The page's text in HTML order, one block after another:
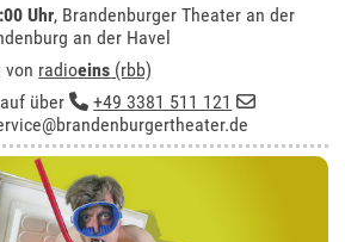
Uhr, Brandenburger Theater an der
an der Havel
von radioeins (rbb)
über
+49 3381 511 121